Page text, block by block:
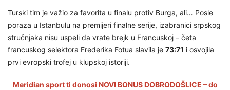
Turski tim je važio za favorita u finalu protiv Burga, ali… Posle
poraza u Istanbulu na premijeri finalne serije, izabranici srpskog
stručnjaka nisu uspeli da vrate brejk u Francuskoj – četa
francuskog selektora Frederika Fotua slavila je 73:71 i osvojila
prvi evropski trofej u klupskoj istoriji.
Meridian sport ti donosi NOVI BONUS DOBRODOŠLICE – do